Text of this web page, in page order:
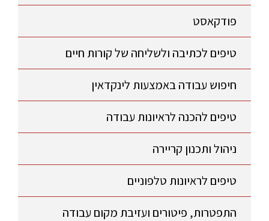
פודקאסט
טיפים לכתיבה ולשליחה של קורות חיים
חיפוש עבודה באמצעות לינקדאין
טיפים להכנה לראיונות עבודה
ניהול ותכנון קריירה
טיפים לראיונות טלפוניים
התפטרות, פיטורים ועזיבת מקום עבודה